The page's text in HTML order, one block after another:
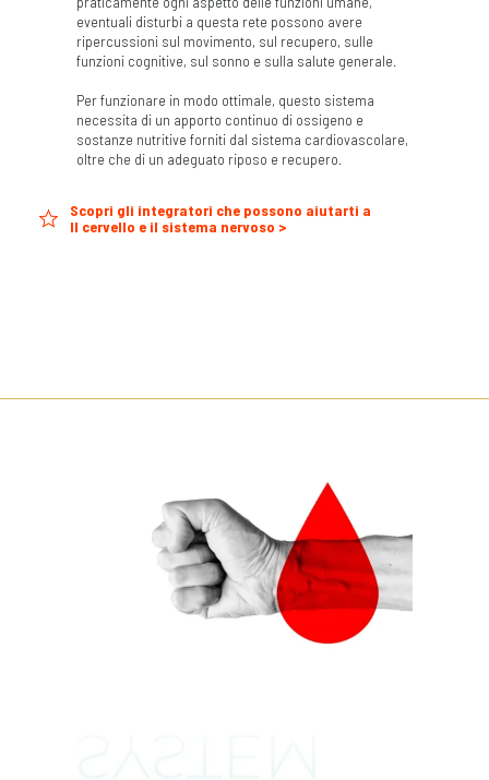
eventuali disturbi a questa rete possono avere
ripercussioni sul movimento, sul recupero, sulle
funzioni cognitive, sul sonno e sulla salute generale.
Per funzionare in modo ottimale, questo sistema
necessita di un apporto continuo di ossigeno e
sostanze nutritive forniti dal sistema cardiovascolare,
oltre che di un adeguato riposo e recupero.
Scopri gli integratori che possono aiutarti a
Il cervello e il sistema nervoso >